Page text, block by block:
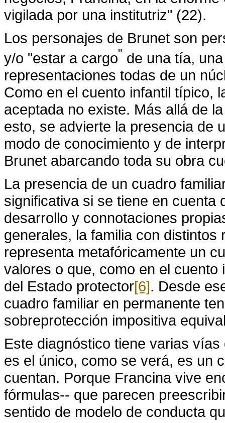
vigilada por una institutriz" (22).
Los personajes de Brunet son
y/o "estar a cargo" de una tía,
representaciones todas de un
Como en el cuento infantil típico,
aceptada no existe. Más allá de
esto, se advierte la presencia de
modo de conocimiento y de
Brunet abarcando toda su obra
La presencia de un cuadro
significativa si se tiene en cuenta
desarrollo y connotaciones
generales, la familia con
representa metafóricamente un
valores o que, como en el
del Estado protector[6]. Desde
cuadro familiar en permanente
sobreprotección impositiva
Este diagnóstico tiene varias
es el único, como se verá, es un
cuentan. Porque Francina vive
fórmulas-- que parecen
sentido de modelo de conducta